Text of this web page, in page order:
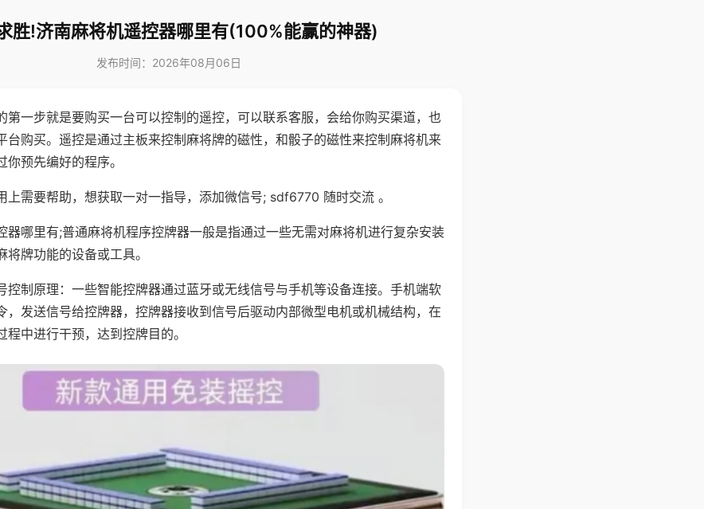
胜!济南麻将机遥控器哪里有(100%能赢的神器)
发布时间：2026年08月06日
第一步就是要购买一台可以控制的遥控，可以联系客服，会给你购买渠道，也
台购买。遥控是通过主板来控制麻将牌的磁性，和骰子的磁性来控制麻将机来
预先编好的程序。
上需要帮助，想获取一对一指导，添加微信号; sdf6770 随时交流 。
器哪里有;普通麻将机程序控牌器一般是指通过一些无需对麻将机进行复杂安装
牌功能的设备或工具。
控制原理：一些智能控牌器通过蓝牙或无线信号与手机等设备连接。手机端软
，发送信号给控牌器，控牌器接收到信号后驱动内部微型电机或机械结构，在
中进行干预，达到控牌目的。